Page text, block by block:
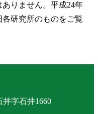
りません。平成24年
研究所のものをご覧
井字石井1660